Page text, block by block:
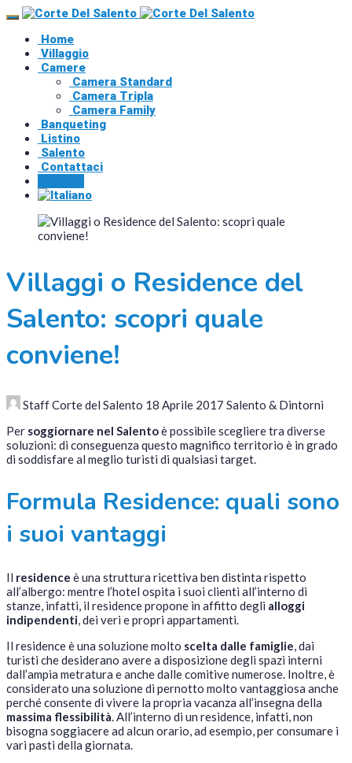
Home
Villaggio
Camere
Camera Standard
Camera Tripla
Camera Family
Banqueting
Listino
Salento
Contattaci
Villaggi o Residence del
Salento: scopri quale
conviene!
Staff Corte del Salento 18 Aprile 2017 Salento & Dintorni
Per soggiornare nel Salentoè possibile scegliere tra diverse
soluzioni: di conseguenza questo magnifico territorio è in grado
di soddisfare al meglio turisti di qualsiasi target.
Formula Residence: quali sono
i suoi vantaggi
Il residence è una struttura ricettiva ben distinta rispetto
all’albergo: mentre l’hotel ospita i suoi clienti all’interno di
stanze, infatti, il residence propone in affitto degli alloggi
indipendenti, dei veri e propri appartamenti.
Il residence è una soluzione molto scelta dalle famiglie, dai
turisti che desiderano avere a disposizione degli spazi interni
dall’ampia metratura e anche dalle comitive numerose. Inoltre, è
considerato una soluzione di pernotto molto vantaggiosa anche
perché consente di vivere la propria vacanza all’insegna della
massima flessibilità. All’interno di un residence, infatti, non
bisogna soggiacere ad alcun orario, ad esempio, per consumare i
vari pasti della giornata.